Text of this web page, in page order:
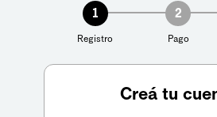
1
Registro
2
Pago
Creá tu